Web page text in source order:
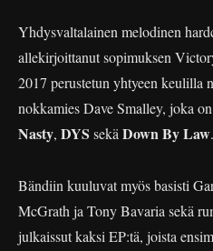
Yhdysvaltalainen melodinen
allekirjoittanut sopimuksen
2017 perustetun yhtyeen keulilla
nokkamies Dave Smalley, joka
Nasty, DYS sekä Down By Law.
Bändiin kuuluvat myös basisti
McGrath ja Tony Bavaria sekä
julkaissut kaksi EP:tä, joista